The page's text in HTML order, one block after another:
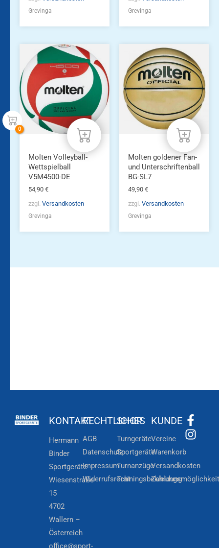
Grevinga
Grevinga
Molten Volleyball-
Wettspielball
V5M4500-DE
54,90 €
zzgl. Versandkosten
Grevinga
Molten goldener Fan-
und Unterschriftenball
BG-SL7
49,90 €
zzgl. Versandkosten
Grevinga
KONTAKT
Hermann
Binder
Sportgeräte
Wiesenstraße
15
4702
Wallern –
Österreich
office@sport-
RECHTLICHES
AGB
Datenschutz
Impressum
Widerrufsrecht
SHOP
Turngeräte
Sportgeräte
Turnanzüge
Trainingsbekleidung
KUNDE
Vereine
Warenkorb
Versandkosten